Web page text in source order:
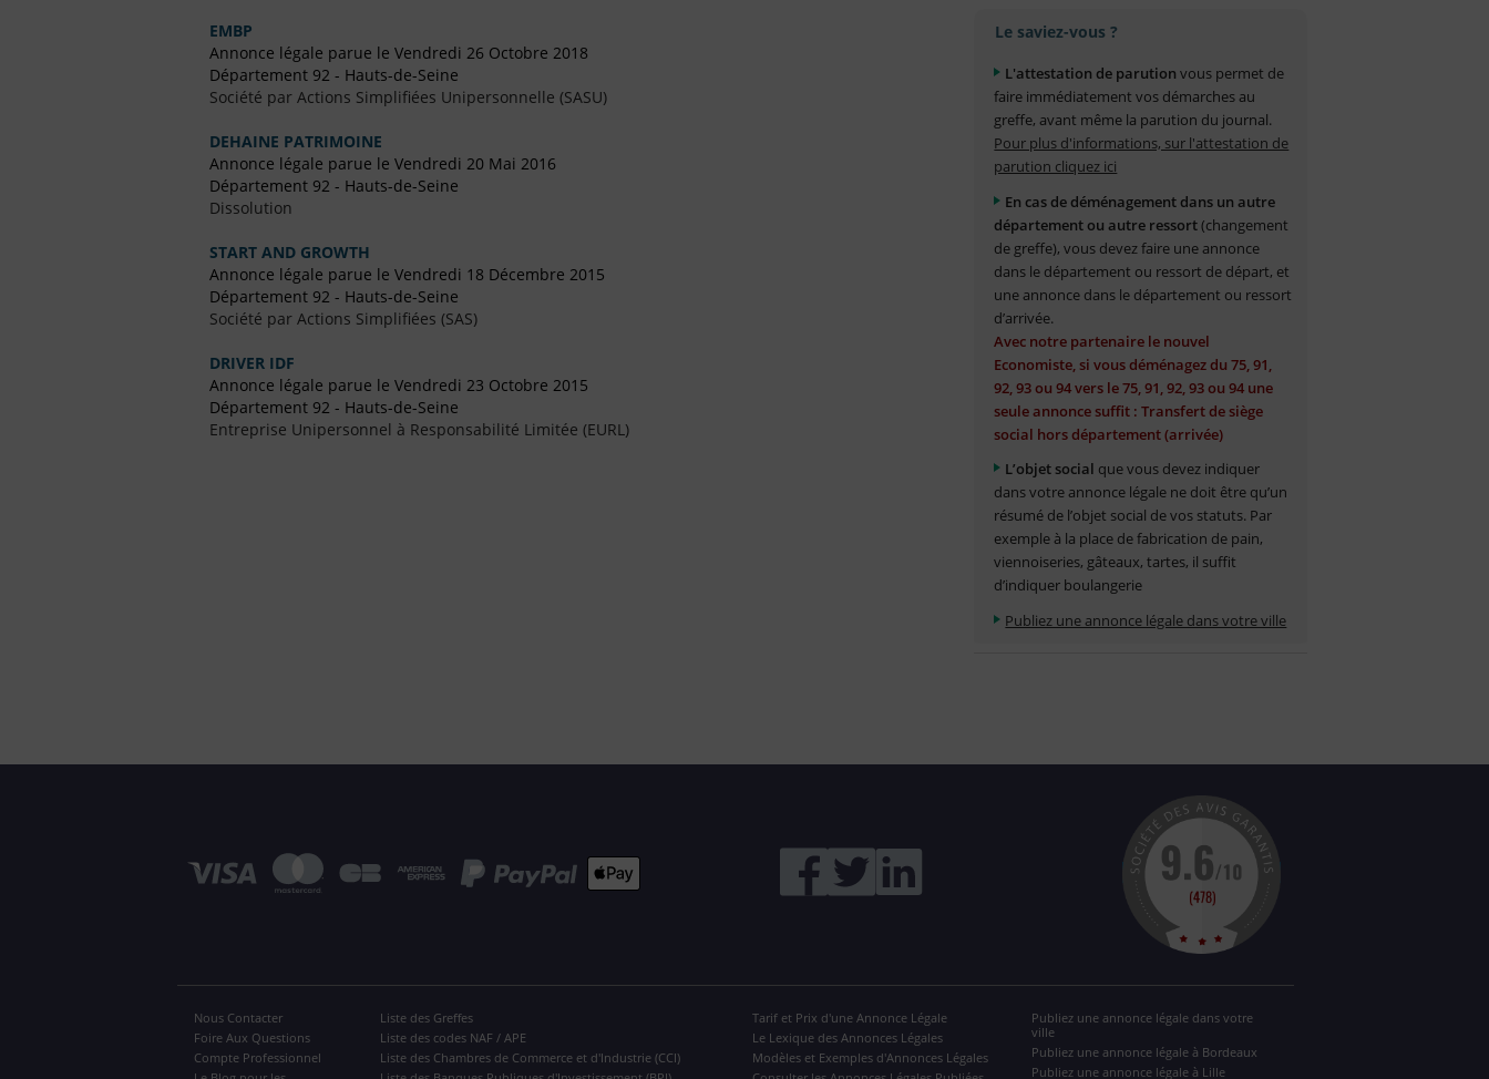
EMBP
Annonce légale parue le Vendredi 26 Octobre 2018
Département 92 - Hauts-de-Seine
Société par Actions Simplifiées Unipersonnelle (SASU)
DEHAINE PATRIMOINE
Annonce légale parue le Vendredi 20 Mai 2016
Département 92 - Hauts-de-Seine
Dissolution
START AND GROWTH
Annonce légale parue le Vendredi 18 Décembre 2015
Département 92 - Hauts-de-Seine
Société par Actions Simplifiées (SAS)
DRIVER IDF
Annonce légale parue le Vendredi 23 Octobre 2015
Département 92 - Hauts-de-Seine
Entreprise Unipersonnel à Responsabilité Limitée (EURL)
Le saviez-vous ?
L'attestation de parution vous permet de
faire immédiatement vos démarches au
greffe, avant même la parution du journal.
Pour plus d'informations, sur l'attestation de
parution cliquez ici
En cas de déménagement dans un autre
département ou autre ressort(changement
de greffe), vous devez faire une annonce
dans le département ou ressort de départ, et
une annonce dans le département ou ressort
d’arrivée.
Avec notre partenaire le nouvel
Economiste, si vous déménagez du 75, 91,
92, 93 ou 94 vers le 75, 91, 92, 93 ou 94 une
seule annonce suffit : Transfert de siège
social hors département (arrivée)
L’objet social que vous devez indiquer
dans votre annonce légale ne doit être qu’un
résumé de l’objet social de vos statuts. Par
exemple à la place de fabrication de pain,
viennoiseries, gâteaux, tartes, il suffit
d’indiquer boulangerie
Publiez une annonce légale dans votre ville
Nous Contacter
Foire Aux Questions
Compte Professionnel
Liste des Greffes
Liste des codes NAF / APE
Liste des Chambres de Commerce et d'Industrie (CCI)
Tarif et Prix d'une Annonce Légale
Le Lexique des Annonces Légales
Modèles et Exemples d'Annonces Légales
Publiez une annonce légale dans votre
ville
Publiez une annonce légale à Bordeaux
Publiez une annonce légale à Lille